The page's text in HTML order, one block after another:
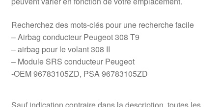
Recherchez des mots-clés pour une recherche facile
– Airbag conducteur Peugeot 308 T9
– airbag pour le volant 308 II
– Module SRS conducteur Peugeot
-OEM 96783105ZD, PSA 96783105ZD
Sauf indication contraire dans la description, toutes les